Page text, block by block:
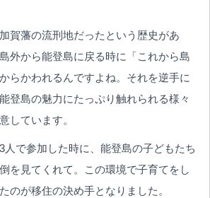
賀藩の流刑地だったという歴史があ
外から能登島に戻る時に「これから島
らかわれるんですよね。それを逆手に
登島の魅力にたっぷり触れられる様々
しています。
人で参加した時に、能登島の子どもたち
を見てくれて。この環境で子育てをし
のが移住の決め手となりました。